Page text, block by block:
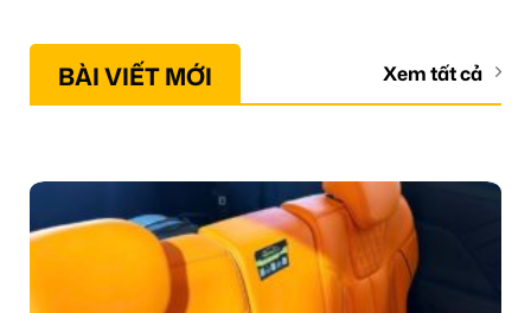
BÀI VIẾT MỚI Xem tất cả